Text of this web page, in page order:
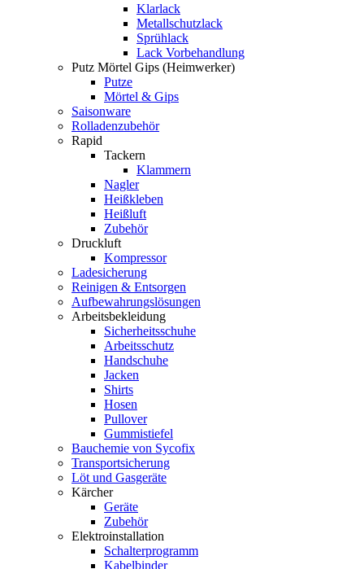
Klarlack
Metallschutzlack
Sprühlack
Lack Vorbehandlung
Putz Mörtel Gips (Heimwerker)
Putze
Mörtel & Gips
Saisonware
Rolladenzubehör
Rapid
Tackern
Klammern
Nagler
Heißkleben
Heißluft
Zubehör
Druckluft
Kompressor
Ladesicherung
Reinigen & Entsorgen
Aufbewahrungslösungen
Arbeitsbekleidung
Sicherheitsschuhe
Arbeitsschutz
Handschuhe
Jacken
Shirts
Hosen
Pullover
Gummistiefel
Bauchemie von Sycofix
Transportsicherung
Löt und Gasgeräte
Kärcher
Geräte
Zubehör
Elektroinstallation
Schalterprogramm
Kabelbinder